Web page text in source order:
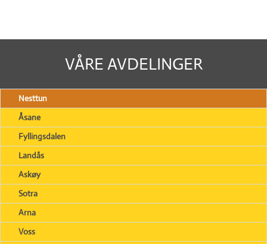
VÅRE AVDELINGER
Nesttun
Åsane
Fyllingsdalen
Landås
Askøy
Sotra
Arna
Voss